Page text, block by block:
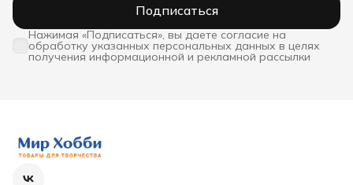
Подписаться
Нажимая «Подписаться», вы даете согласие на
обработку указанных персональных данных в целях
получения информационной и рекламной рассылки